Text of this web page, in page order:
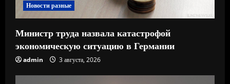
Новости разные
Министр труда назвала катастрофой
экономическую ситуацию в Германии
admin 3 августа, 2026